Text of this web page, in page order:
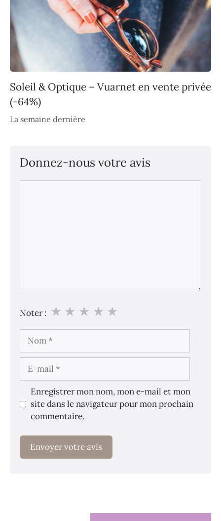
Soleil & Optique – Vuarnet en vente privée
(-64%)
La semaine dernière
Donnez-nous votre avis
Noter : ★
★
★
★
★
Nom
E-
mail
Enregistrer mon nom, mon e-mail et mon
site dans le navigateur pour mon prochain
commentaire.